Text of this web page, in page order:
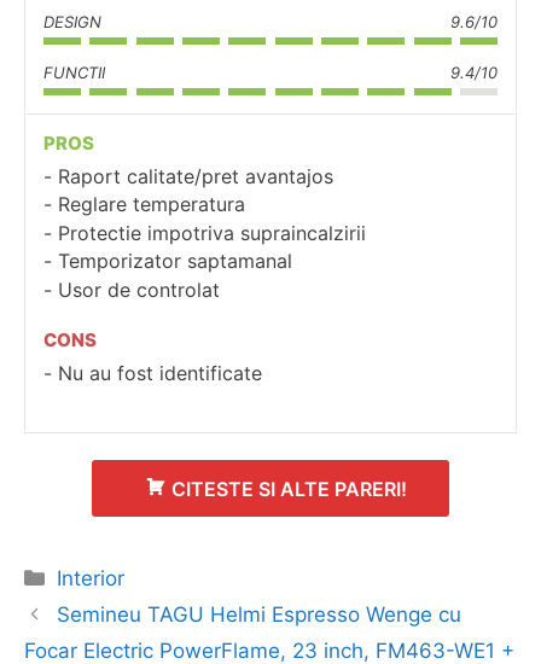
DESIGN 9.6/10
FUNCTII 9.4/10
PROS
Raport calitate/pret avantajos
Reglare temperatura
Protectie impotriva supraincalzirii
Temporizator saptamanal
Usor de controlat
CONS
Nu au fost identificate
CITESTE SI ALTE PARERI!
Categorii
Interior
Navigare
în
Semineu TAGU Helmi Espresso Wenge cu
Focar Electric PowerFlame, 23 inch, FM463-WE1 +